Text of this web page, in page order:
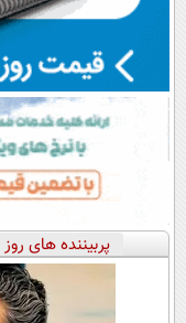
پربیننده های روز